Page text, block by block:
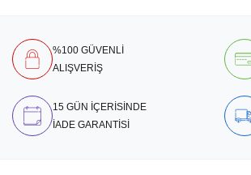
%100 GÜVENLİ
ALIŞVERİŞ
15 GÜN İÇERİSİNDE
İADE GARANTİSİ